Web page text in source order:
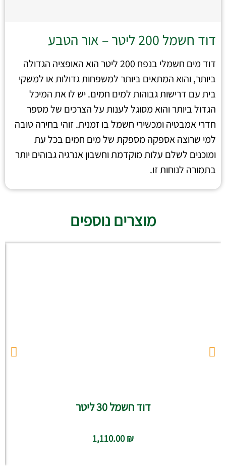
דוד חשמל 200 ליטר – אור הטבע
דוד מים חשמלי בנפח 200 ליטר הוא האופציה הגדולה
ביותר, והוא המתאים ביותר למשפחות גדולות או למשקי
בית עם דרישות גבוהות למים חמים. יש לו את המיכל
הגדול ביותר והוא מסוגל לענות על הצרכים של מספר
חדרי אמבטיה ומכשירי חשמל בו זמנית. זוהי בחירה טובה
למי שרוצה אספקה מספקת של מים חמים בכל עת
ומוכנים לשלם עלות מוקדמת וחשבון אנרגיה גבוהים יותר
בתמורה לנוחות זו.
מוצרים נוספים
דוד חשמל 30 ליטר
1,110.00₪